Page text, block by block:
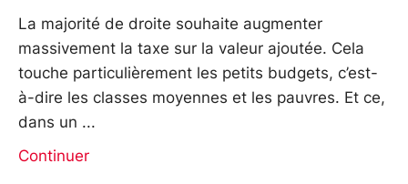
La majorité de droite souhaite augmenter
massivement la taxe sur la valeur ajoutée. Cela
touche particulièrement les petits budgets, c’est-
à-dire les classes moyennes et les pauvres. Et ce,
dans un
Continuer